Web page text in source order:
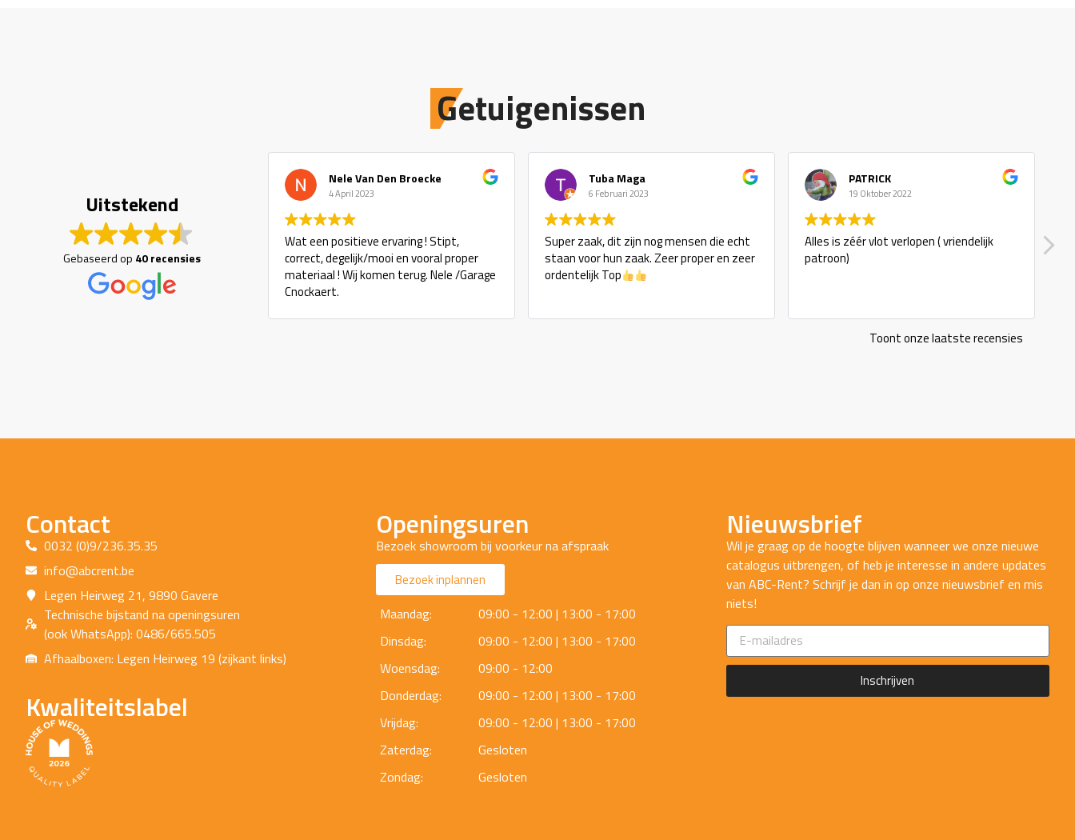
Getuigenissen
Uitstekend
Gebaseerd op 40 recensies
Nele Van Den Broecke
4 April 2023
Wat een positieve ervaring ! Stipt,
correct, degelijk/mooi en vooral proper
materiaal ! Wij komen terug. Nele /Garage
Cnockaert.
Tuba Maga
6 Februari 2023
Super zaak, dit zijn nog mensen die echt
staan voor hun zaak. Zeer proper en zeer
ordentelijk Top
PATRICK
19 Oktober 2022
Alles is zéér vlot verlopen ( vriendelijk
patroon)
Toont onze laatste recensies
Contact
0032 (0)9/236.35.35
info@abcrent.be
Legen Heirweg 21, 9890 Gavere
Technische bijstand na openingsuren
(ook WhatsApp): 0486/665.505
Afhaalboxen: Legen Heirweg 19 (zijkant links)
Kwaliteitslabel
Openingsuren
Bezoek showroom bij voorkeur na afspraak
Bezoek inplannen
Maandag:
09:00 - 12:00 | 13:00 - 17:00
Dinsdag:
09:00 - 12:00 | 13:00 - 17:00
Woensdag:
09:00 - 12:00
Donderdag:
09:00 - 12:00 | 13:00 - 17:00
Vrijdag:
09:00 - 12:00 | 13:00 - 17:00
Zaterdag:
Gesloten
Zondag:
Gesloten
Nieuwsbrief
Wil je graag op de hoogte blijven wanneer we onze nieuwe
catalogus uitbrengen, of heb je interesse in andere updates
van ABC-Rent? Schrijf je dan in op onze nieuwsbrief en mis
niets!
Inschrijven